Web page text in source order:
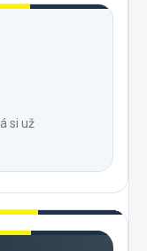
si už